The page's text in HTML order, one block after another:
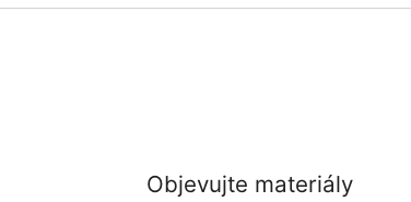
Objevujte materiály